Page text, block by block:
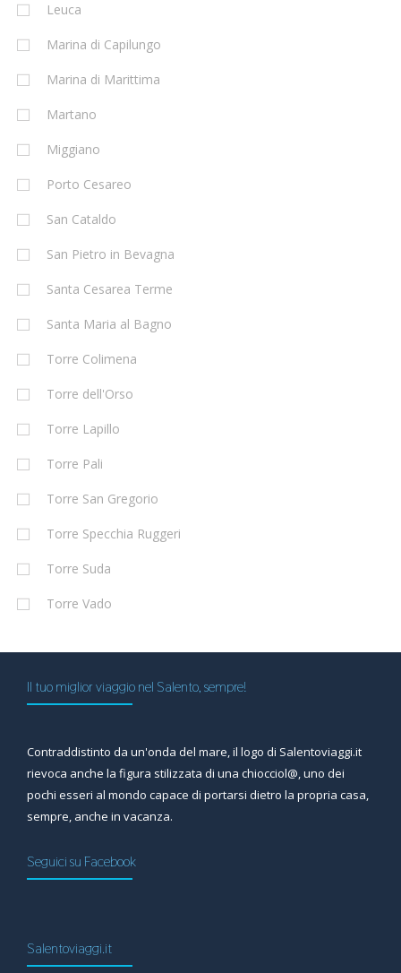
Leuca
Marina di Capilungo
Marina di Marittima
Martano
Miggiano
Porto Cesareo
San Cataldo
San Pietro in Bevagna
Santa Cesarea Terme
Santa Maria al Bagno
Torre Colimena
Torre dell'Orso
Torre Lapillo
Torre Pali
Torre San Gregorio
Torre Specchia Ruggeri
Torre Suda
Torre Vado
Il tuo miglior viaggio nel Salento, sempre!
Contraddistinto da un'onda del mare, il logo di Salentoviaggi.it
rievoca anche la figura stilizzata di una chiocciol@, uno dei
pochi esseri al mondo capace di portarsi dietro la propria casa,
sempre, anche in vacanza.
Seguici su Facebook
Salentoviaggi.it